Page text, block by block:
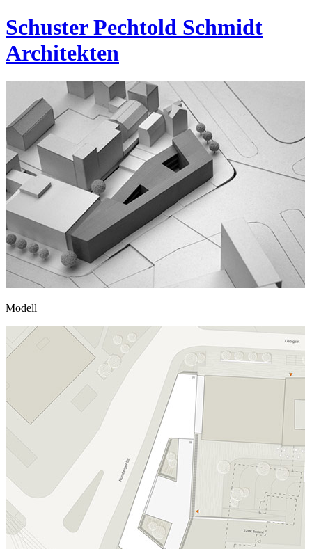
Schuster Pechtold Schmidt
Architekten
Modell